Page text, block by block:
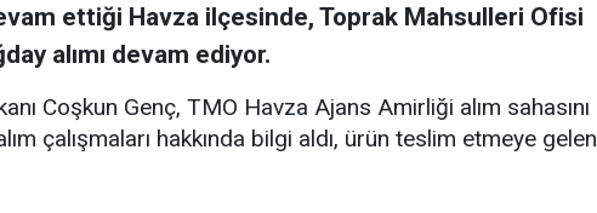
ettiği Havza ilçesinde, Toprak Mahsulleri Ofisi
alımı devam ediyor.
Coşkun Genç, TMO Havza Ajans Amirliği alım sahasını
çalışmaları hakkında bilgi aldı, ürün teslim etmeye gelen